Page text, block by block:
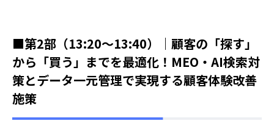
■第2部（13:20～13:40）｜顧客の「探す」
から「買う」までを最適化！MEO・AI検索対
策とデータ一元管理で実現する顧客体験改善
施策